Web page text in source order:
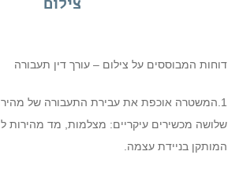
צילום
דוחות המבוססים על צילום – עורך דין תעבורה
1.המשטרה אוכפת את עבירת התעבורה של
שלושה מכשירים עיקריים: מצלמות, מד מהירות
המותקן בניידת עצמה.